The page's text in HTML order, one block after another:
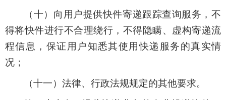
（十）向用户提供快件寄递跟踪查询服务，不
得将快件进行不合理绕行，不得隐瞒、虚构寄递流
程信息，保证用户知悉其使用快递服务的真实情
况；
（十一）法律、行政法规规定的其他要求。